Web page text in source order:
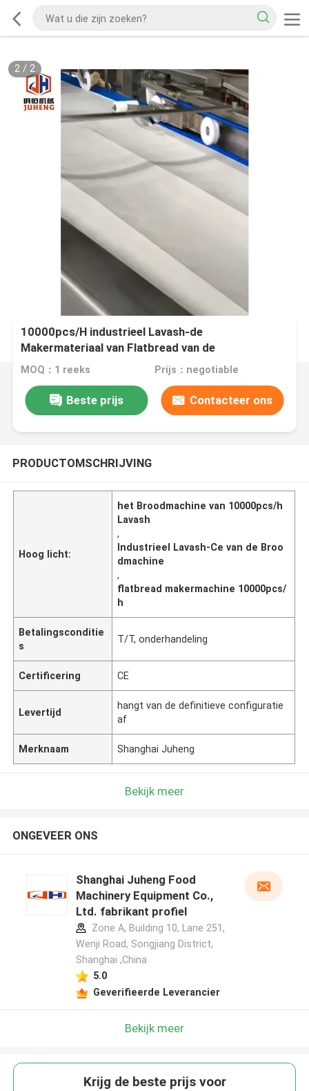
2/ 2
10000pcs/H industrieel Lavash-de
Makermateriaal van Flatbread van de
Broodmachine
MOQ：1 reeks Prijs：negotiable
Beste prijs Contacteer ons
PRODUCTOMSCHRIJVING
Hoog licht:
het Broodmachine van 10000pcs/h
Lavash
,
Industrieel Lavash-Ce van de Broo
dmachine
,
flatbread makermachine 10000pcs/
h
Betalingsconditie
s
T/T, onderhandeling
Certificering CE
Levertijd
hangt van de definitieve configuratie
af
Merknaam Shanghai Juheng
Bekijk meer
ONGEVEER ONS
Shanghai Juheng Food
Machinery Equipment Co.,
Ltd. fabrikant profiel
Zone A, Building 10, Lane 251,
Wenji Road, Songjiang District,
Shanghai ,China
5.0
Geverifieerde Leverancier
Bekijk meer
Krijg de beste prijs voor